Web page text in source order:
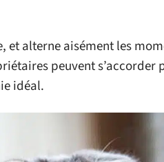
et alterne aisément les
peuvent s’accorder
idéal.